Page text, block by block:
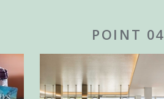
POINT 04